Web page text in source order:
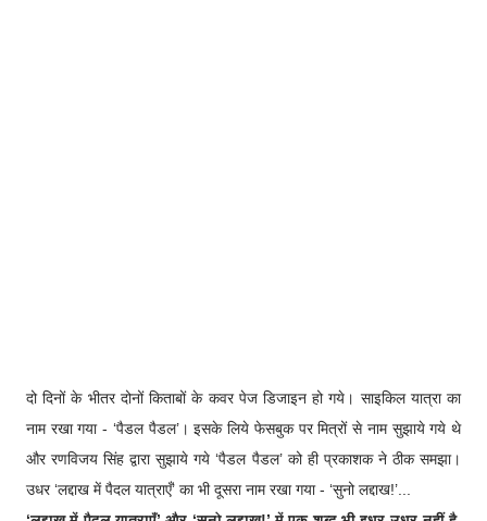
दो दिनों के भीतर दोनों किताबों के कवर पेज डिजाइन हो गये। साइकिल यात्रा का
नाम रखा गया - ‘पैडल पैडल’। इसके लिये फेसबुक पर मित्रों से नाम सुझाये गये थे
और रणविजय सिंह द्वारा सुझाये गये ‘पैडल पैडल’ को ही प्रकाशक ने ठीक समझा।
उधर ‘लद्दाख में पैदल यात्राएँ’ का भी दूसरा नाम रखा गया - ‘सुनो लद्दाख!’...